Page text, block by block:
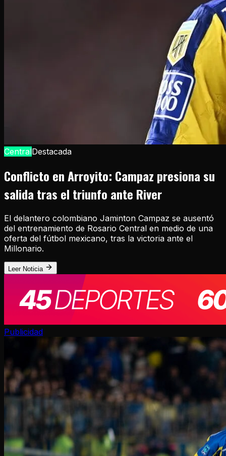
CentralDestacada
Conflicto en Arroyito: Campaz presiona su
salida tras el triunfo ante River
El delantero colombiano Jaminton Campaz se ausentó
del entrenamiento de Rosario Central en medio de una
oferta del fútbol mexicano, tras la victoria ante el
Millonario.
Leer Noticia
Publicidad